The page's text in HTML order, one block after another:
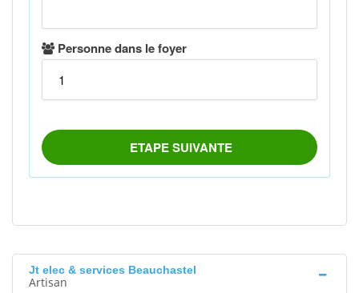
Jt elec & services Beauchastel
Artisan